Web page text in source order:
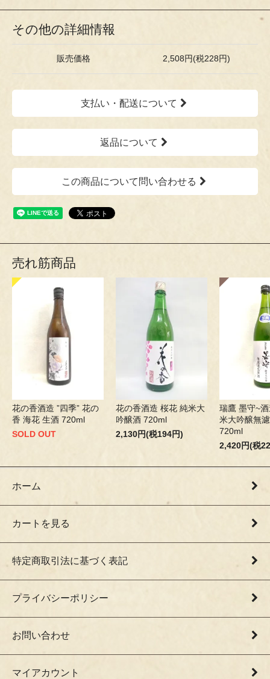
その他の詳細情報
販売価格 2,508円(税228円)
支払い・配送について
返品について
この商品について問い合わせる
売れ筋商品
花の香酒造 ”四季” 花の
香 海花 生酒 720ml
SOLD OUT
花の香酒造 桜花 純米大
吟醸酒 720ml
2,130円(税194円)
瑞鷹 墨守~
米大吟醸無
720ml
2,420円(税
ホーム
カートを見る
特定商取引法に基づく表記
プライバシーポリシー
お問い合わせ
マイアカウント